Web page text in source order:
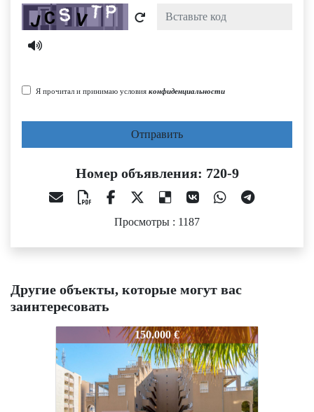
Captcha
Я прочитал и принимаю условия конфиденциальности
Отправить
Номер объявления: 720-9
Просмотры : 1187
Другие объекты, которые могут вас
заинтересовать
150.000 € 720-9
137.260 €